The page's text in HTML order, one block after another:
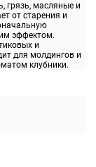
грязь, масляные и
от старения и
эффектом.
и
для молдингов и
клубники.